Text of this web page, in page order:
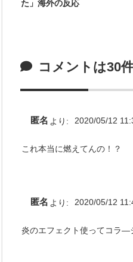
た」海外の反応
コメントは30
匿名 より: 2020/05/12
これ本当に燃えてんの！？
匿名 より: 2020/05/12
炎のエフェクト使ってコラ―